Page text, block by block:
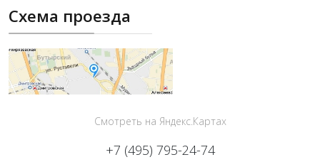
Схема проезда
Смотреть на Яндекс.Картах
+7 (495) 795-24-74